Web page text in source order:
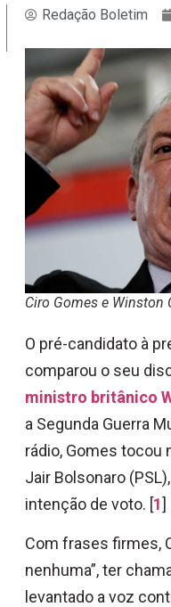
Redação Boletim
Ciro Gomes e
O pré-candidato à
comparou o seu
ministro britânico
a Segunda Guerra
rádio, Gomes tocou
Jair Bolsonaro
intenção de voto. [1]
Com frases firmes,
nenhuma”, ter
levantado a voz